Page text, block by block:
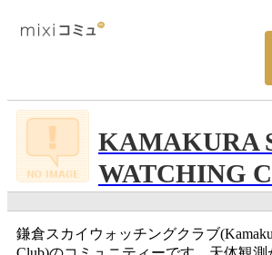
KAMAKURA
WATCHING
鎌倉スカイウォッチングクラブ